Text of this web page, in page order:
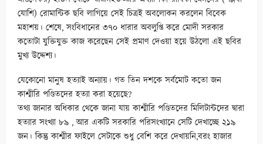
যোশি) রোমান্টিক ছবি লাগিয়ে সেই চিত্রই অবলোকন করলেন বিবেক
মহাশয়। শেষে, সংবিধানের ৩৭০ ধারার অবলুপ্তি করে মোদী সরকার
কতোটা যুক্তিযুক্ত কাজ করেছেন সেই প্রমাণ দেওয়া হয়ে উঠলো এই ছবির
মুখ্য উদ্দেশ্য।
যেকোনো মানুষ হত্যাই অন্যায়। গত তিন দশকে সর্বমোট কতো জন
কাশ্মীরি পণ্ডিতদের হত্যা করা হয়েছে?
তথ্য জানার অধিকার থেকে জানা যায় কাশ্মীরি পণ্ডিতদের মিলিটান্টদের দ্বারা
হত্যার সংখ্যা ৮৯ , আর একটি সরকারি পরিসংখ্যানে সেটি দেখাচ্ছে ২১৯
জন। কিন্তু কাশ্মীর ফাইলে সেটাকে শুধু বেশি করে দেখায়নি,বরং হাজার